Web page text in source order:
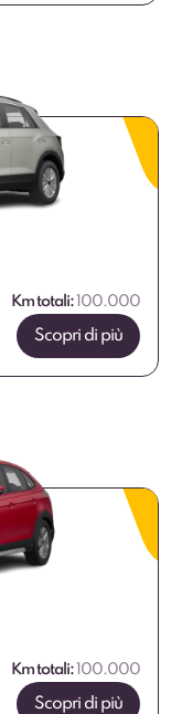
Km totali: 100.000
Scopri di più
Km totali: 100.000
Scopri di più